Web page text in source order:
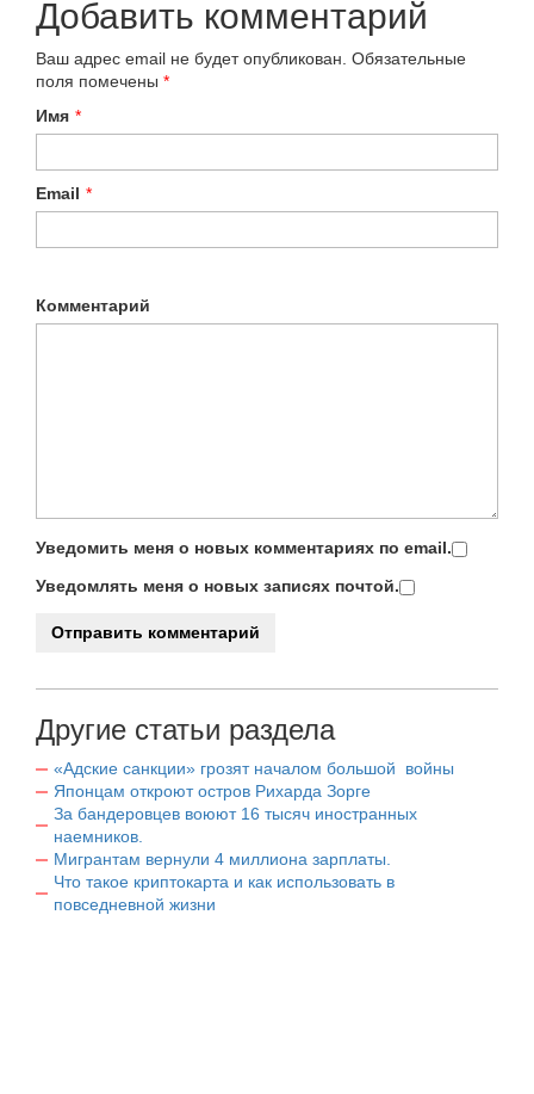
Добавить комментарий
Ваш адрес email не будет опубликован. Обязательные
поля помечены *
Имя *
Email *
Комментарий
Уведомить меня о новых комментариях по email.
Уведомлять меня о новых записях почтой.
Другие статьи раздела
«Адские санкции» грозят началом большой войны
Японцам откроют остров Рихарда Зорге
За бандеровцев воюют 16 тысяч иностранных
наемников.
Мигрантам вернули 4 миллиона зарплаты.
Что такое криптокарта и как использовать в
повседневной жизни